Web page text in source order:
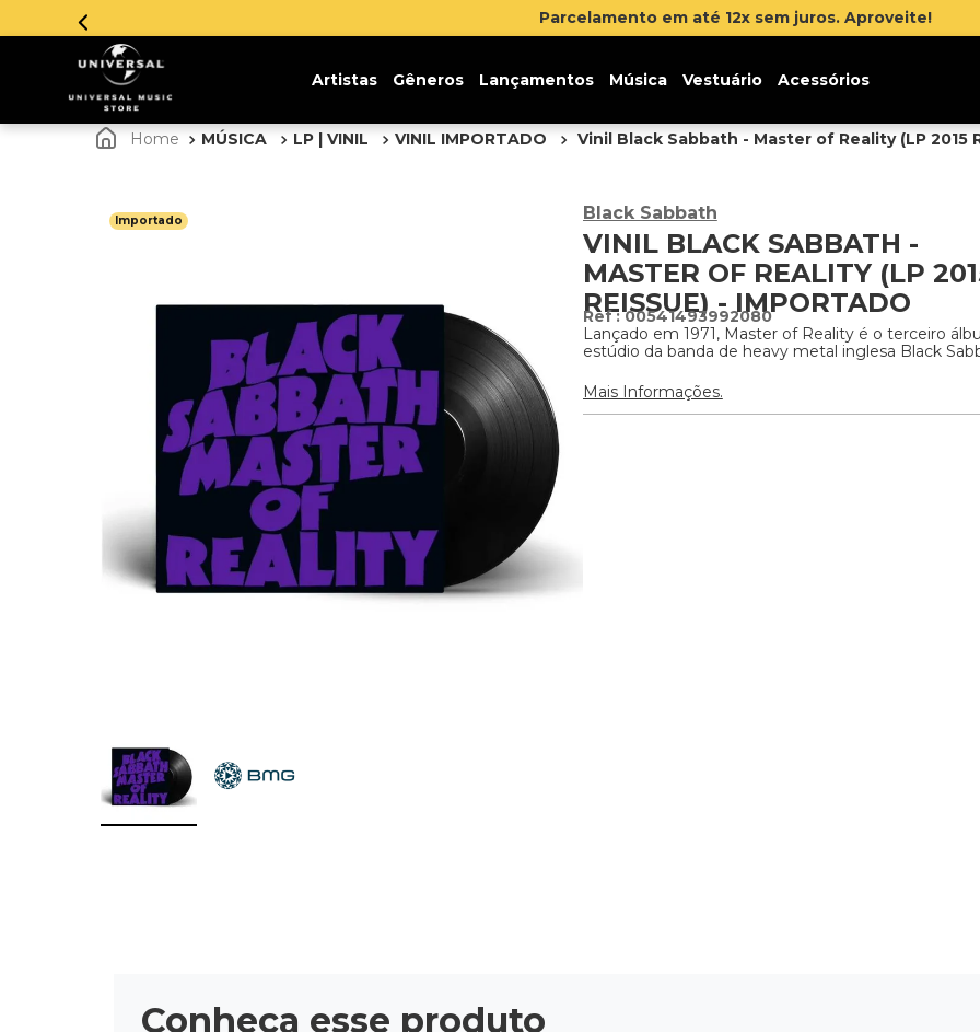
Parcelamento em até 12x sem juros. Aproveite!
Artistas Gêneros Lançamentos Música Vestuário Acessórios
MÚSICA LP | VINIL VINIL IMPORTADO Vinil Black Sabbath - Master of Reality (LP 2015
Importado Black Sabbath
VINIL BLACK SABBATH -
MASTER OF REALITY (LP
REISSUE) - IMPORTADO
:00541493992080
Lançado em 1971, Master of Reality é o terceiro
estúdio da banda de heavy metal inglesa Black
Mais Informações.
Conheça esse produto